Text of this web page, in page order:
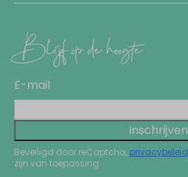
Blijf op de hoogte
E-mail
Inschrijven
Beveiligd door reCaptcha, privacybeleid
zijn van toepassing.